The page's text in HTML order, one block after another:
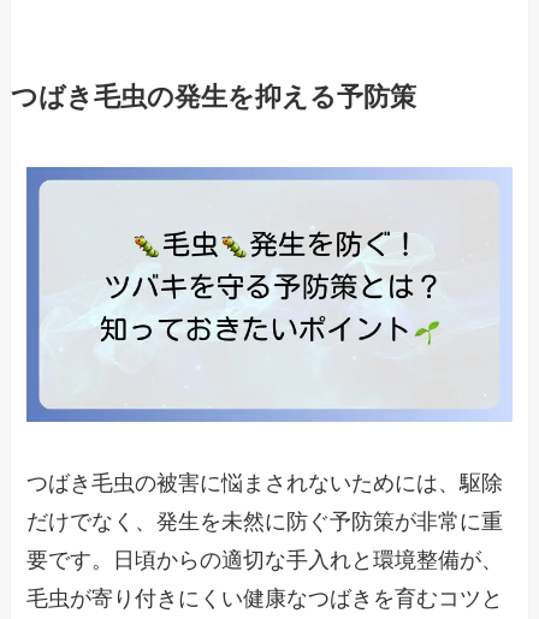
つばき毛虫の発生を抑える予防策
つばき毛虫の被害に悩まされないためには、駆除
だけでなく、発生を未然に防ぐ予防策が非常に重
要です。日頃からの適切な手入れと環境整備が、
毛虫が寄り付きにくい健康なつばきを育むコツと